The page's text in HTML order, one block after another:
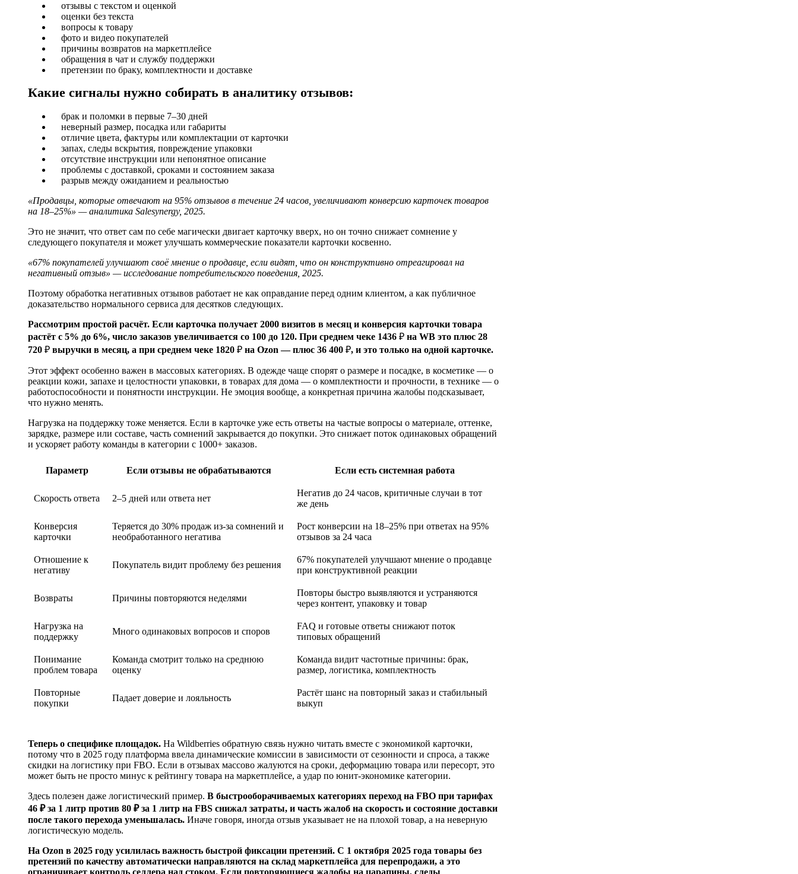
отзывы с текстом и оценкой
оценки без текста
вопросы к товару
фото и видео покупателей
причины возвратов на маркетплейсе
обращения в чат и службу поддержки
претензии по браку, комплектности и доставке
Какие сигналы нужно собирать в аналитику отзывов:
брак и поломки в первые 7–30 дней
неверный размер, посадка или габариты
отличие цвета, фактуры или комплектации от карточки
запах, следы вскрытия, повреждение упаковки
отсутствие инструкции или непонятное описание
проблемы с доставкой, сроками и состоянием заказа
разрыв между ожиданием и реальностью
«Продавцы, которые отвечают на 95% отзывов в течение 24 часов, увеличивают конверсию карточек товаров
на 18–25%» — аналитика Salesynergy, 2025.
Это не значит, что ответ сам по себе магически двигает карточку вверх, но он точно снижает сомнение у
следующего покупателя и может улучшать коммерческие показатели карточки косвенно.
«67% покупателей улучшают своё мнение о продавце, если видят, что он конструктивно отреагировал на
негативный отзыв» — исследование потребительского поведения, 2025.
Поэтому обработка негативных отзывов работает не как оправдание перед одним клиентом, а как публичное
доказательство нормального сервиса для десятков следующих.
Рассмотрим простой расчёт. Если карточка получает 2000 визитов в месяц и конверсия карточки товара
растёт с 5% до 6%, число заказов увеличивается со 100 до 120. При среднем чеке 1436 ₽ на WB это плюс 28
720 ₽ выручки в месяц, а при среднем чеке 1820 ₽ на Ozon — плюс 36 400 ₽, и это только на одной карточке.
Этот эффект особенно важен в массовых категориях. В одежде чаще спорят о размере и посадке, в косметике — о
реакции кожи, запахе и целостности упаковки, в товарах для дома — о комплектности и прочности, в технике — о
работоспособности и понятности инструкции. Не эмоция вообще, а конкретная причина жалобы подсказывает,
что нужно менять.
Нагрузка на поддержку тоже меняется. Если в карточке уже есть ответы на частые вопросы о материале, оттенке,
зарядке, размере или составе, часть сомнений закрывается до покупки. Это снижает поток одинаковых обращений
и ускоряет работу команды в категории с 1000+ заказов.
Параметр Если отзывы не обрабатываются Если есть системная работа
Скорость ответа 2–5 дней или ответа нет
Негатив до 24 часов, критичные случаи в тот
же день
Конверсия
карточки
Теряется до 30% продаж из-за сомнений и
необработанного негатива
Рост конверсии на 18–25% при ответах на 95%
отзывов за 24 часа
Отношение к
негативу
Покупатель видит проблему без решения
67% покупателей улучшают мнение о продавце
при конструктивной реакции
Возвраты Причины повторяются неделями
Повторы быстро выявляются и устраняются
через контент, упаковку и товар
Нагрузка на
поддержку
Много одинаковых вопросов и споров
FAQ и готовые ответы снижают поток
типовых обращений
Понимание
проблем товара
Команда смотрит только на среднюю
оценку
Команда видит частотные причины: брак,
размер, логистика, комплектность
Повторные
покупки
Падает доверие и лояльность
Растёт шанс на повторный заказ и стабильный
выкуп
Теперь о специфике площадок. На Wildberries обратную связь нужно читать вместе с экономикой карточки,
потому что в 2025 году платформа ввела динамические комиссии в зависимости от сезонности и спроса, а также
скидки на логистику при FBO. Если в отзывах массово жалуются на сроки, деформацию товара или пересорт, это
может быть не просто минус к рейтингу товара на маркетплейсе, а удар по юнит-экономике категории.
Здесь полезен даже логистический пример. В быстрооборачиваемых категориях переход на FBO при тарифах
46 ₽ за 1 литр против 80 ₽ за 1 литр на FBS снижал затраты, и часть жалоб на скорость и состояние доставки
после такого перехода уменьшалась. Иначе говоря, иногда отзыв указывает не на плохой товар, а на неверную
логистическую модель.
На Ozon в 2025 году усилилась важность быстрой фиксации претензий. С 1 октября 2025 года товары без
претензий по качеству автоматически направляются на склад маркетплейса для перепродажи, а это